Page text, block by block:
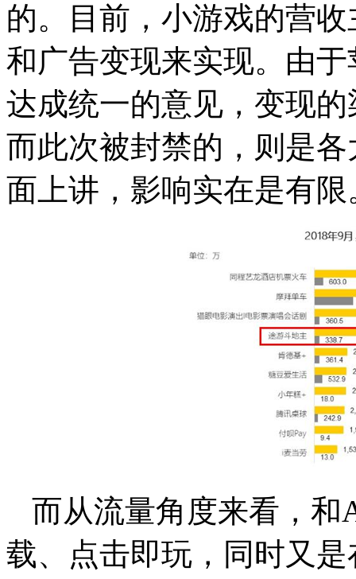
的。目前，小游戏的营
和广告变现来实现。由
达成统一的意见，变现
而此次被封禁的，则是
面上讲，影响实在是有限
而从流量角度来看，和
载、点击即玩，同时又